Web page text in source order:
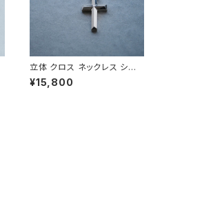
立体 クロス ネックレス シル
バー925 メンズ ユニセックス
¥15,800